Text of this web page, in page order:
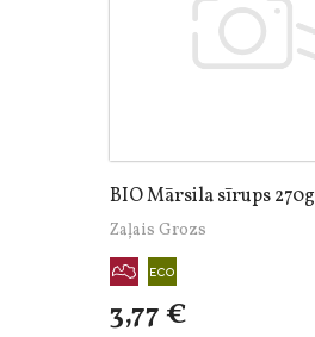
BIO Mārsila sīrups 270g
Zaļais Grozs
3,77 €